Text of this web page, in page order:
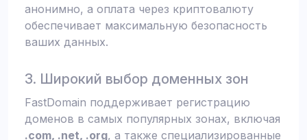
анонимно, а оплата через криптовалюту
обеспечивает максимальную безопасность
ваших данных.
3. Широкий выбор доменных зон
FastDomain поддерживает регистрацию
доменов в самых популярных зонах, включая
.com, .net, .org, а также специализированные